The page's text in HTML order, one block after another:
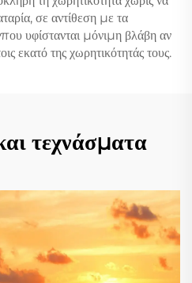
σε αντίθεση με τα
υφίστανται μόνιμη βλάβη αν
εκατό της χωρητικότητάς τους.
τεχνάσματα